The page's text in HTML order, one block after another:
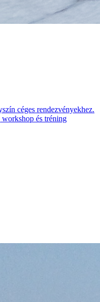
céges rendezvényekhez.
és tréning